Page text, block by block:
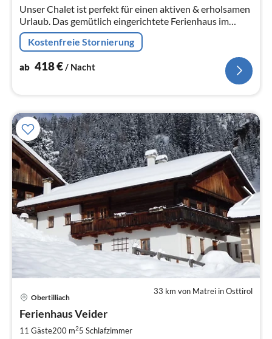
Unser Chalet ist perfekt für einen aktiven & erholsamen
Urlaub. Das gemütlich eingerichtete Ferienhaus im
Almhüttenstil ist der ideale Rückzugsort nach einem
schönen Urlaubstag.
Kostenfreie Stornierung
ab 418€/ Nacht
33 km von Matrei in Osttirol
Obertilliach
Ferienhaus Veider
11 Gäste200 m25 Schlafzimmer